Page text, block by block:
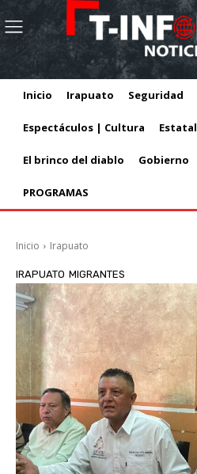
Inicio Irapuato Seguridad
Espectáculos | Cultura Estatal
El brinco del diablo Gobierno
PROGRAMAS
Inicio Irapuato
IRAPUATO MIGRANTES